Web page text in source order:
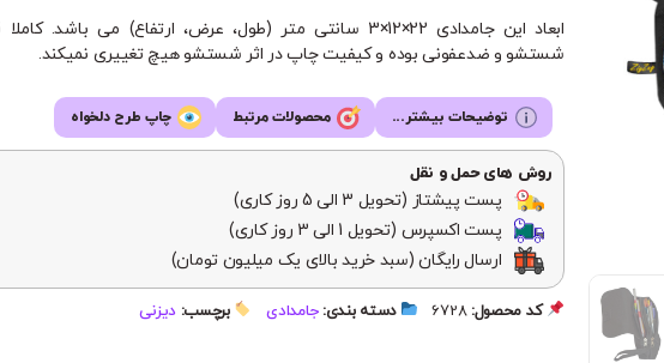
ابعاد این جامدادی 22×12×3 سانتی متر (طول، عرض، ارتفاع) می باشد.
شستشو و ضدعفونی بوده و کیفیت چاپ در اثر شستشو هیچ تغییری نمیکند.
توضیحات بیشتر... محصولات مرتبط چاپ طرح دلخواه
روش های حمل و نقل
پست پیشتاز (تحویل 3 الی 5 روز کاری)
پست اکسپرس (تحویل 1 الی 3 روز کاری)
ارسال رایگان (سبد خرید بالای یک میلیون تومان)
کد محصول:6728 دسته بندی: جامدادی برچسب: دیزنی